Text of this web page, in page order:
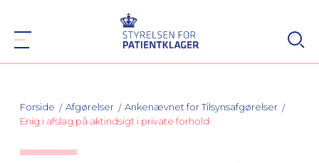
Forside Afgørelser
Ankenævnet for Tilsynsafgørelser
Enig i afslag på aktindsigt i private forhold